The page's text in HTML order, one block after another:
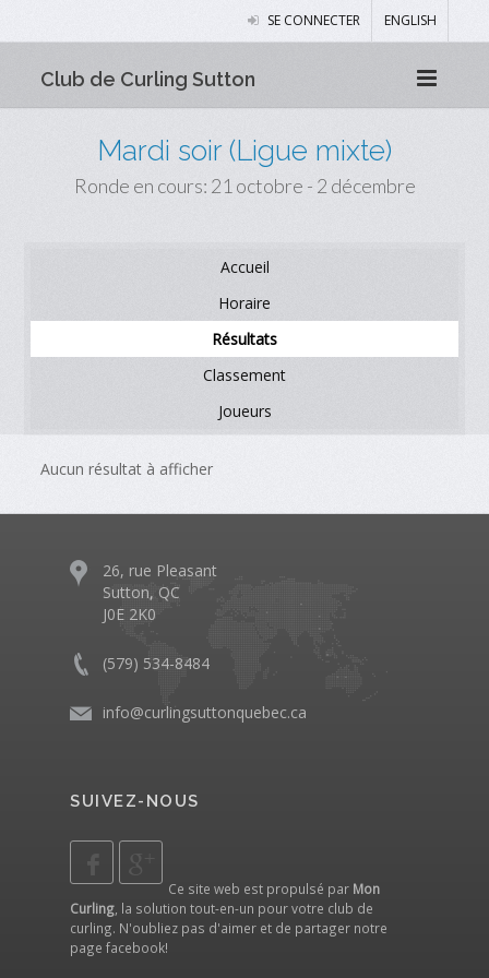
SE CONNECTER ENGLISH
Club de Curling Sutton
Mardi soir (Ligue mixte)
Ronde en cours: 21 octobre - 2 décembre
Accueil
Horaire
Résultats
Classement
Joueurs
Aucun résultat à afficher
26, rue Pleasant
Sutton, QC
J0E 2K0
(579) 534-8484
info@curlingsuttonquebec.ca
SUIVEZ-NOUS
Ce site web est propulsé par Mon
Curling, la solution tout-en-un pour votre club de
curling. N'oubliez pas d'aimer et de partager notre
page facebook!